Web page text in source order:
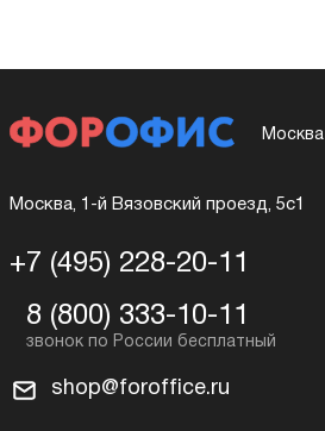
Москва
Москва, 1-й Вязовский проезд, 5с1
+7 (495) 228-20-11
8 (800) 333-10-11
shop@foroffice.ru